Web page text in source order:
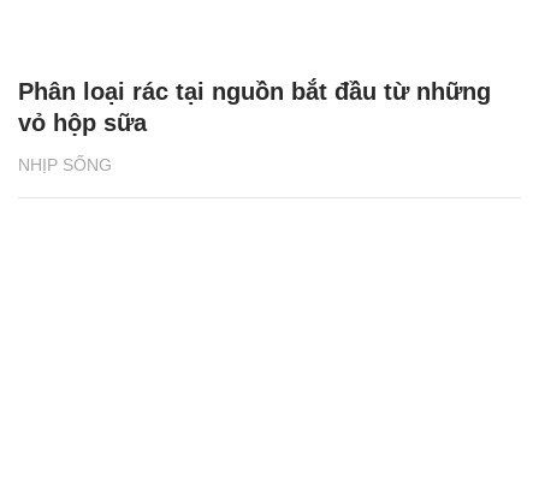
NHỊP SỐNG
Phân loại rác tại nguồn bắt đầu từ những
vỏ hộp sữa